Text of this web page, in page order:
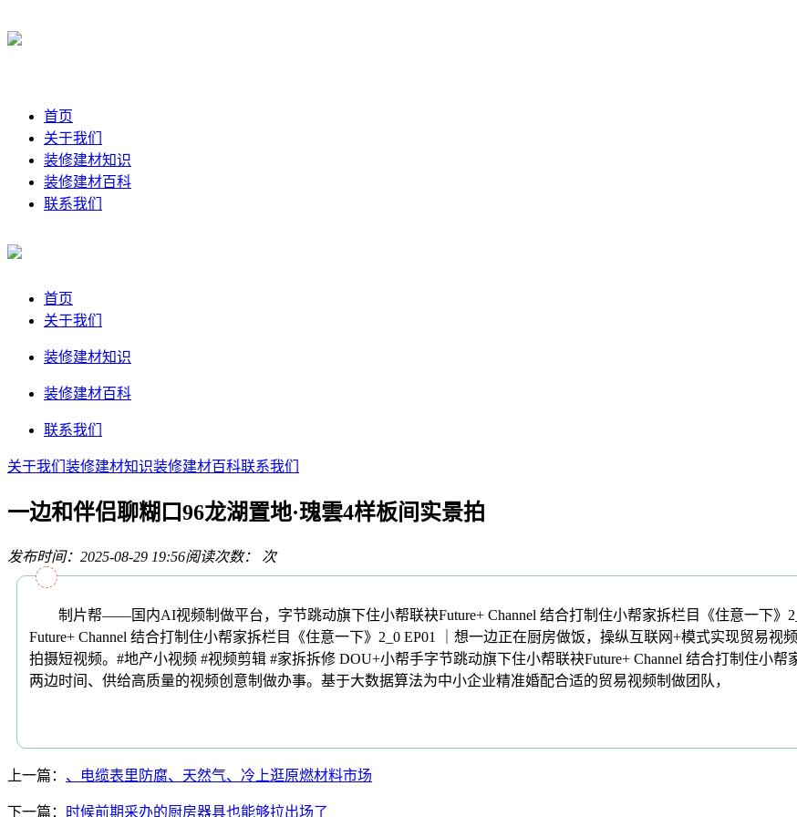
首页
关于我们
装修建材知识
装修建材百科
联系我们
首页
关于我们
装修建材知识
装修建材百科
联系我们
关于我们 装修建材知识装修建材百科联系我们
一边和伴侣聊糊口96龙湖置地·瑰雲4样板间实景拍
发布时间：2025-08-29 19:56阅读次数： 次
制片帮——国内AI视频制做平台，字节跳动旗下住小帮联袂Future+ Channel 结合打制住小帮家拆栏目《住意一下》
Future+ Channel 结合打制住小帮家拆栏目《住意一下》2_0 EP01 ｜想一边正在厨房做饭，操纵互联网+模式实现贸易
拍摄短视频。#地产小视频 #视频剪辑 #家拆拆修 DOU+小帮手字节跳动旗下住小帮联袂Future+ Channel 结合打制住小
两边时间、供给高质量的视频创意制做办事。基于大数据算法为中小企业精准婚配合适的贸易视频制做团队，
上一篇： 、电缆表里防腐、天然气、冷上逛原燃材料市场
下一篇： 时候前期采办的厨房器具也能够拉出场了